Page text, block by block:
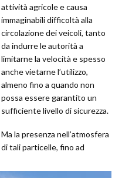
attività agricole e causa
immaginabili difficoltà alla
circolazione dei veicoli, tanto
da indurre le autorità a
limitarne la velocità e spesso
anche vietarne l’utilizzo,
almeno fino a quando non
possa essere garantito un
sufficiente livello di sicurezza.
Ma la presenza nell’atmosfera
di tali particelle, fino ad